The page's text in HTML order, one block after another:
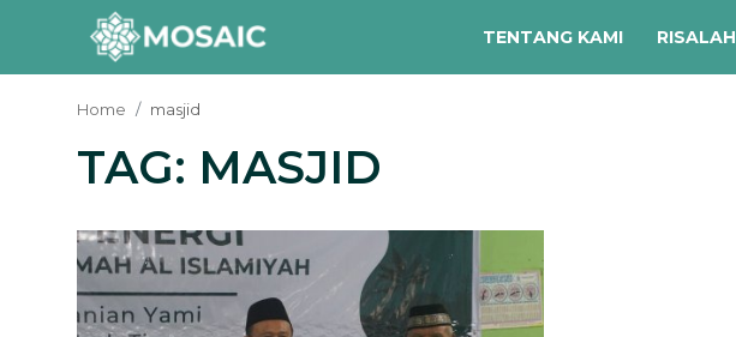
TENTANG KAMI RISALAH
Contact
Risalah
Team Kami
Home masjid
TAG: MASJID